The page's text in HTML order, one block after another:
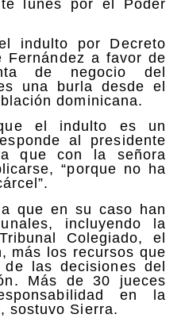
lunes por el Poder
indulto por Decreto
Fernández a favor de
de negocio del
una burla desde el
dominicana.
el indulto es un
al presidente
que con la señora
“porque no ha
que en su caso han
incluyendo la
Colegiado, el
más los recursos que
las decisiones del
Más de 30 jueces
en la
sostuvo Sierra.